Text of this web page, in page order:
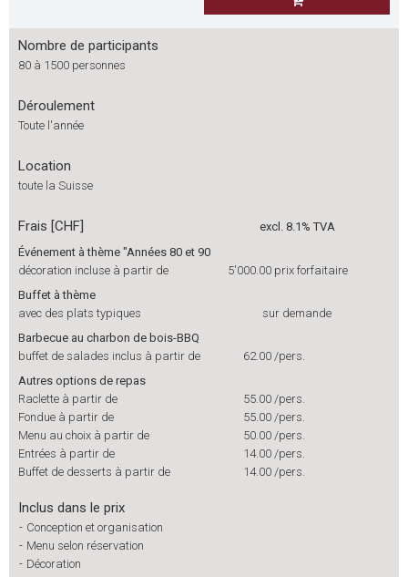
Nombre de participants
80 à 1500 personnes
Déroulement
Toute l'année
Location
toute la Suisse
Frais [CHF]
excl. 8.1% TVA
Événement à thème "Années 80 et 90
décoration incluse à partir de
5'000.00 prix forfaitaire
Buffet à thème
avec des plats typiques
sur demande
Barbecue au charbon de bois-BBQ
buffet de salades inclus à partir de
62.00 /pers.
Autres options de repas
Raclette à partir de
55.00 /pers.
Fondue à partir de
55.00 /pers.
Menu au choix à partir de
50.00 /pers.
Entrées à partir de
14.00 /pers.
Buffet de desserts à partir de
14.00 /pers.
Inclus dans le prix
- Conception et organisation
- Menu selon réservation
- Décoration